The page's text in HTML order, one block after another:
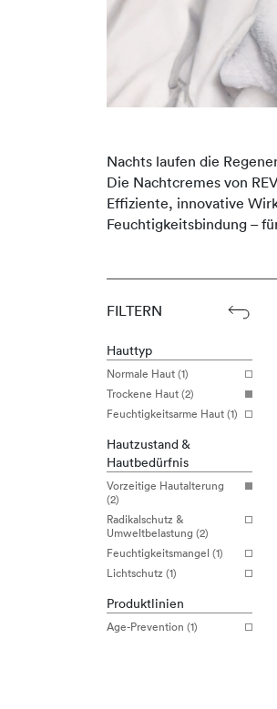
Nachts laufen die
Die Nachtcremes von
Effiziente, innovative
Feuchtigkeitsbindung –
FILTERN
Hauttyp
Normale Haut (1)
Trockene Haut (2)
Feuchtigkeitsarme Haut (1)
Hautzustand &
Hautbedürfnis
Vorzeitige Hautalterung
(2)
Radikalschutz &
Umweltbelastung (2)
Feuchtigkeitsmangel (1)
Lichtschutz (1)
Produktlinien
Age-Prevention (1)